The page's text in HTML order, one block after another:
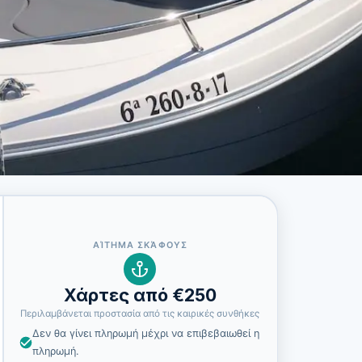
ΑΊΤΗΜΑ ΣΚΆΦΟΥΣ
Χάρτες από €250
Περιλαμβάνεται προστασία από τις καιρικές συνθήκες
Δεν θα γίνει πληρωμή μέχρι να επιβεβαιωθεί η
πληρωμή.